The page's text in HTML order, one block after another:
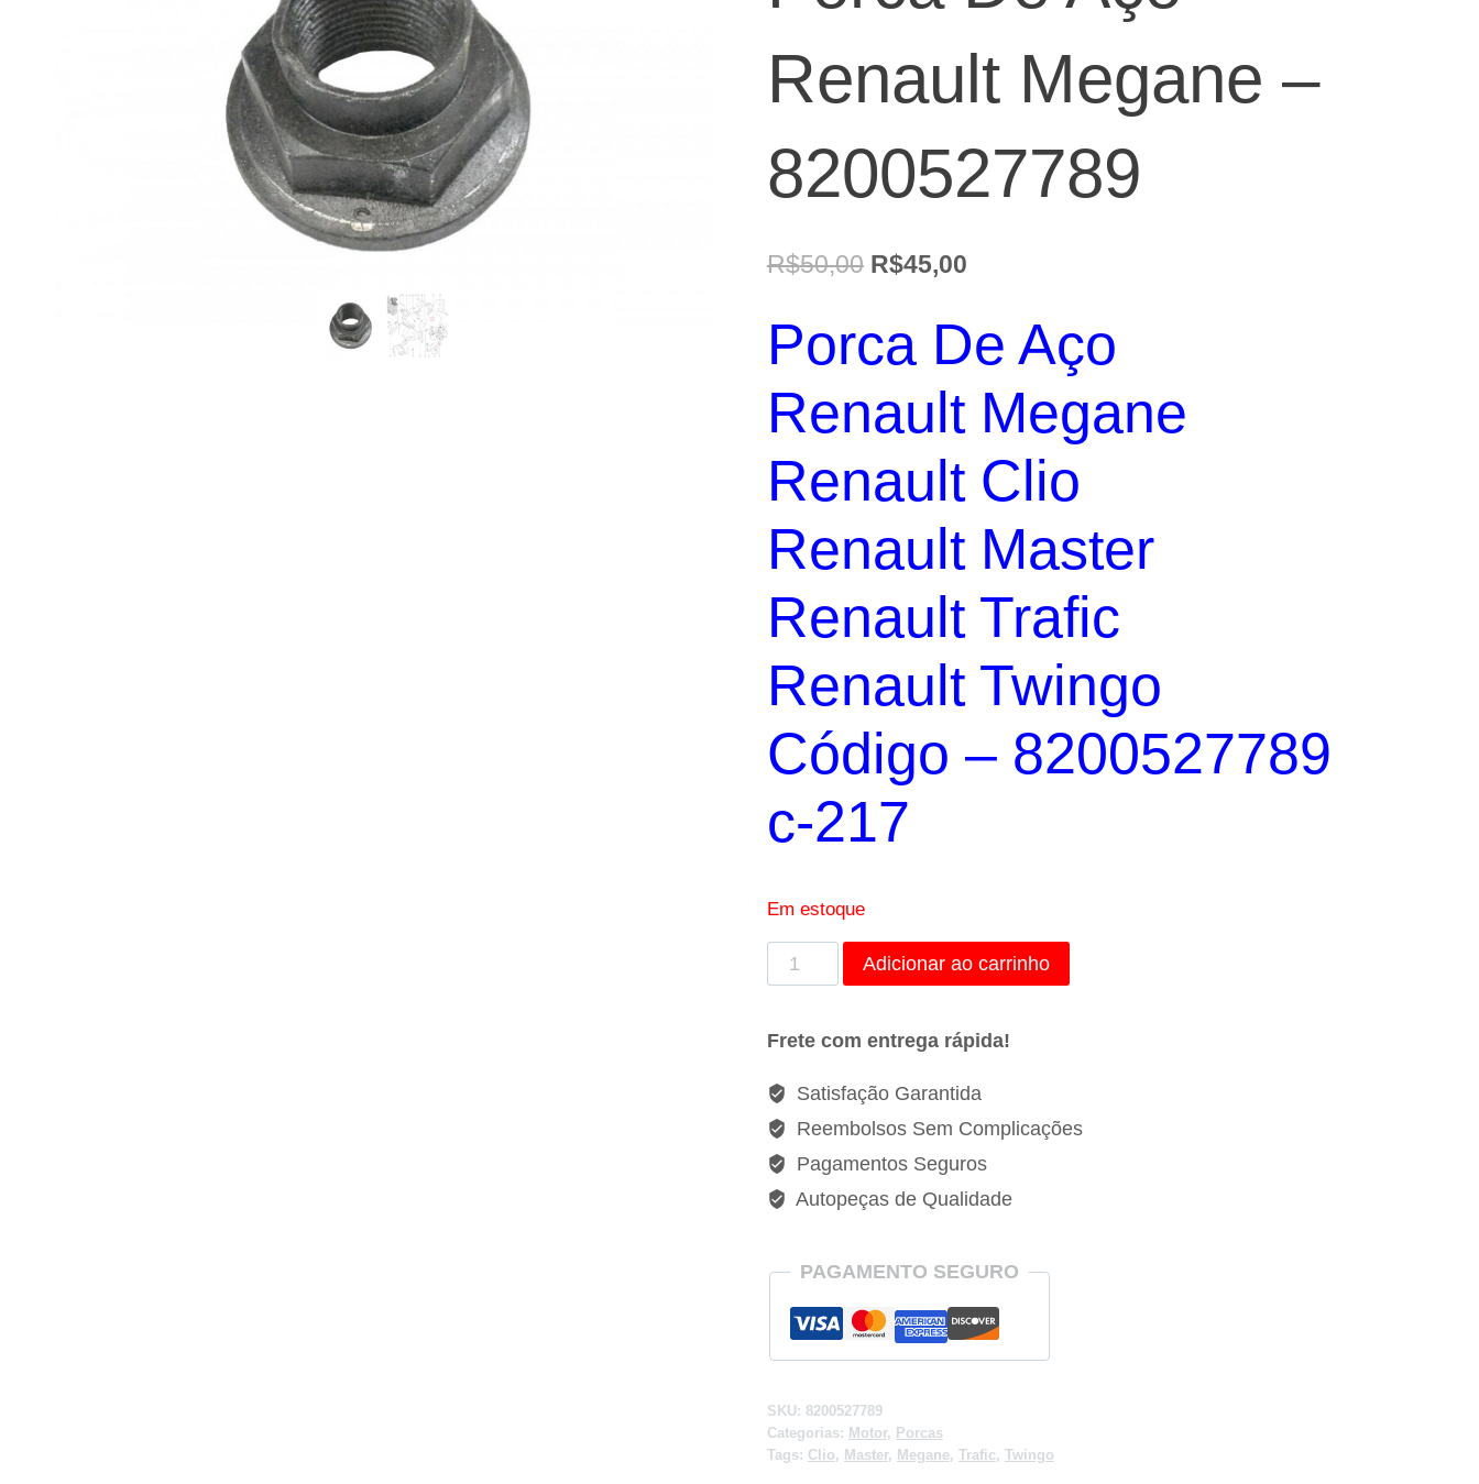
Renault Megane –
8200527789
R$50,00 O
original
R$50,00.
R$45,00O
atual
R$45,00.
Porca De Aço
Renault Megane
Renault Clio
Renault Master
Renault Trafic
Renault Twingo
Código – 8200527789
c-217
Em estoque
Porca
De
Renault
Megane
8200527789
quantidade
Adicionar ao carrinho
Frete com entrega rápida!
Satisfação Garantida
Reembolsos Sem Complicações
Pagamentos Seguros
Autopeças de Qualidade
PAGAMENTO SEGURO
SKU: 8200527789
Categorias: Motor, Porcas
Tags: Clio, Master, Megane, Trafic, Twingo